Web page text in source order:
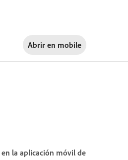
Abrir en mobile
la aplicación móvil de